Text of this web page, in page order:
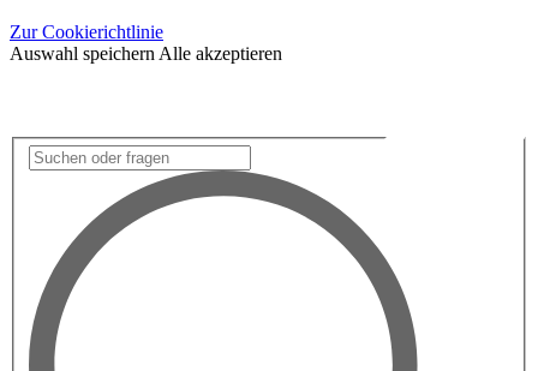
Zur Cookierichtlinie
Auswahl speichern Alle akzeptieren